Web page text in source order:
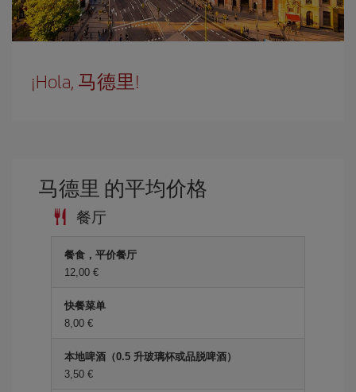
¡Hola, 马德里!
马德里 的平均价格
餐厅
餐食，平价餐厅
12,00 €
快餐菜单
8,00 €
本地啤酒（0.5 升玻璃杯或品脱啤酒）
3,50 €